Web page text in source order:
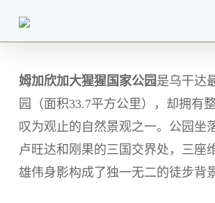
content姆加欣加大猩猩国家公园是乌干达
园（面积33.7平方公里），却拥有
叹为观止的自然景观之一。公园坐
卢旺达和刚果的三国交界处，三座
雄伟身影构成了独一无二的徒步背景